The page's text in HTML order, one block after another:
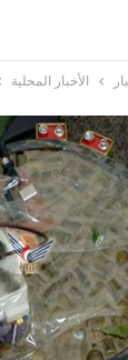
الأخبار المحلية